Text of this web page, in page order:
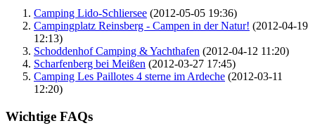
Camping Lido-Schliersee (2012-05-05 19:36)
Campingplatz Reinsberg - Campen in der Natur! (2012-04-19
12:13)
Schoddenhof Camping & Yachthafen (2012-04-12 11:20)
Scharfenberg bei Meißen (2012-03-27 17:45)
Camping Les Paillotes 4 sterne im Ardeche (2012-03-11
12:20)
Wichtige FAQs